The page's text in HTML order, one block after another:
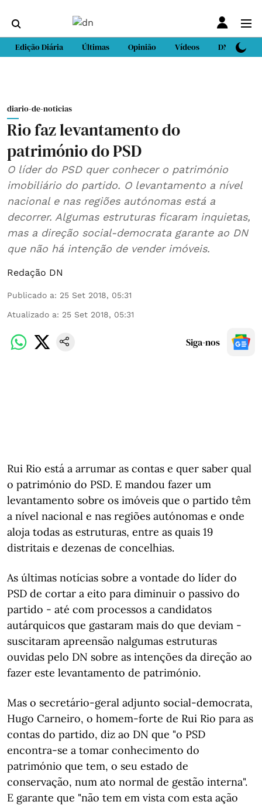
Edição Diária Últimas Opinião Vídeos DN Sport
diario-de-noticias
Rio faz levantamento do
património do PSD
O líder do PSD quer conhecer o património
imobiliário do partido. O levantamento a nível
nacional e nas regiões autónomas está a
decorrer. Algumas estruturas ficaram inquietas,
mas a direção social-democrata garante ao DN
que não há intenção de vender imóveis.
Redação DN
Publicado a: 25 Set 2018, 05:31
Atualizado a: 25 Set 2018, 05:31
Siga-nos
Rui Rio está a arrumar as contas e quer saber qual
o património do PSD. E mandou fazer um
levantamento sobre os imóveis que o partido têm
a nível nacional e nas regiões autónomas e onde
aloja todas as estruturas, entre as quais 19
distritais e dezenas de concelhias.
As últimas notícias sobre a vontade do líder do
PSD de cortar a eito para diminuir o passivo do
partido - até com processos a candidatos
autárquicos que gastaram mais do que deviam ­-
suscitaram apreensão nalgumas estruturas
ouvidas pelo DN sobre as intenções da direção ao
fazer este levantamento de património.
Mas o secretário-geral adjunto social-democrata,
Hugo Carneiro, o homem-forte de Rui Rio para as
contas do partido, diz ao DN que "o PSD
encontra-se a tomar conhecimento do
património que tem, o seu estado de
conservação, num ato normal de gestão interna".
E garante que "não tem em vista com esta ação